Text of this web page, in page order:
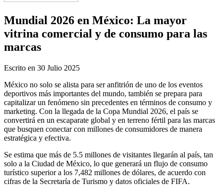
Mundial 2026 en México: La mayor
vitrina comercial y de consumo para las
marcas
Escrito en 30 Julio 2025
México no solo se alista para ser anfitrión de uno de los eventos
deportivos más importantes del mundo, también se prepara para
capitalizar un fenómeno sin precedentes en términos de consumo y
marketing. Con la llegada de la Copa Mundial 2026, el país se
convertirá en un escaparate global y en terreno fértil para las marcas
que busquen conectar con millones de consumidores de manera
estratégica y efectiva.
Se estima que más de 5.5 millones de visitantes llegarán al país, tan
solo a la Ciudad de México, lo que generará un flujo de consumo
turístico superior a los 7,482 millones de dólares, de acuerdo con
cifras de la Secretaría de Turismo y datos oficiales de FIFA.